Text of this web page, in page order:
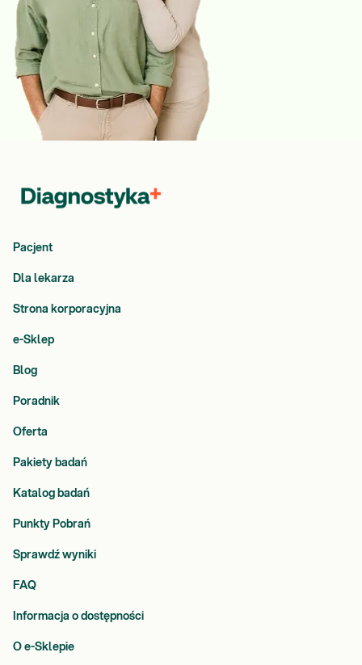
Pacjent
Dla lekarza
Strona korporacyjna
e-Sklep
Blog
Poradnik
Oferta
Pakiety badań
Katalog badań
Punkty Pobrań
Sprawdź wyniki
FAQ
Informacja o dostępności
O e-Sklepie